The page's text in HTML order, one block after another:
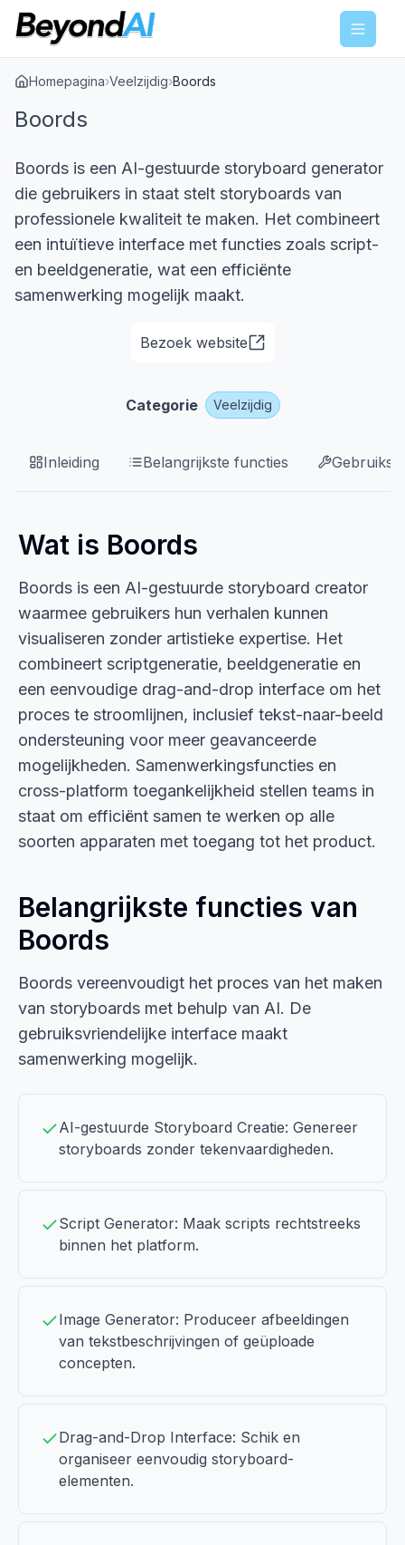
Menu
Homepagina›Veelzijdig›Boords
Boords
Boords is een AI-gestuurde storyboard generator
die gebruikers in staat stelt storyboards van
professionele kwaliteit te maken. Het combineert
een intuïtieve interface met functies zoals script-
en beeldgeneratie, wat een efficiënte
samenwerking mogelijk maakt.
Bezoek website
Categorie Veelzijdig
Inleiding Belangrijkste functies
Wat is Boords
Boords is een AI-gestuurde storyboard creator
waarmee gebruikers hun verhalen kunnen
visualiseren zonder artistieke expertise. Het
combineert scriptgeneratie, beeldgeneratie en
een eenvoudige drag-and-drop interface om het
proces te stroomlijnen, inclusief tekst-naar-beeld
ondersteuning voor meer geavanceerde
mogelijkheden. Samenwerkingsfuncties en
cross-platform toegankelijkheid stellen teams in
staat om efficiënt samen te werken op alle
soorten apparaten met toegang tot het product.
Belangrijkste functies van
Boords
Boords vereenvoudigt het proces van het maken
van storyboards met behulp van AI. De
gebruiksvriendelijke interface maakt
samenwerking mogelijk.
AI-gestuurde Storyboard Creatie: Genereer
storyboards zonder tekenvaardigheden.
Script Generator: Maak scripts rechtstreeks
binnen het platform.
Image Generator: Produceer afbeeldingen
van tekstbeschrijvingen of geüploade
concepten.
Drag-and-Drop Interface: Schik en
organiseer eenvoudig storyboard-
elementen.